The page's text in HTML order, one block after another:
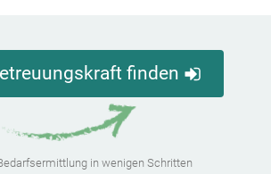
finden
in wenigen Schritten